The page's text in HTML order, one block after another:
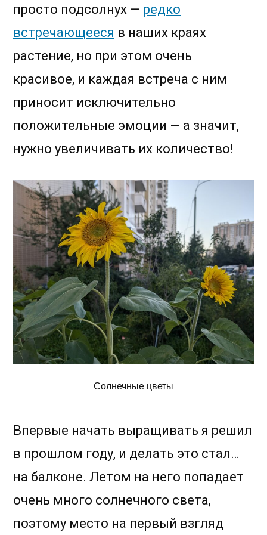
просто подсолнух — редко
встречающееся в наших краях
растение, но при этом очень
красивое, и каждая встреча с ним
приносит исключительно
положительные эмоции — а значит,
нужно увеличивать их количество!
Солнечные цветы
Впервые начать выращивать я решил
в прошлом году, и делать это стал…
на балконе. Летом на него попадает
очень много солнечного света,
поэтому место на первый взгляд